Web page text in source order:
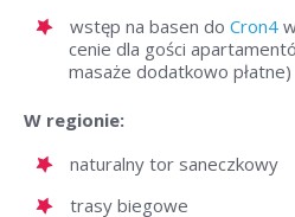
wstęp na basen do Cron4
cenie dla gości
masaże dodatkowo płatne)
W regionie:
naturalny tor saneczkowy
trasy biegowe